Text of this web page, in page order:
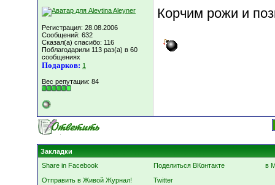
Регистрация: 28.08.2006
Сообщений: 632
Сказал(а) спасибо: 116
Поблагодарили 113 раз(а) в 60
сообщениях
Подарков: 1
Вес репутации: 84
Корчим рожи и
Закладки
Share in Facebook
Поделиться ВКонтакте
в
Отправить в Живой Журнал!
Twitter